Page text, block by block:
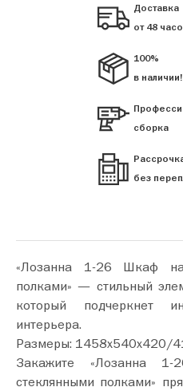
Доставка
от 48
100%
в наличии!
сборка
без
«Лозанна 1-26 Шкаф
полками» — стильный
который подчеркнет
интерьера.
Размеры: 1458х540х420/
Закажите «Лозанна
стеклянными полками»